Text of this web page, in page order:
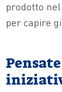
prodotto
per capire